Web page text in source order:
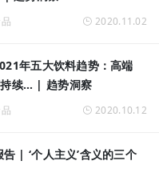
2020.11.02
年五大饮料趋势：高端
续… | 趋势洞察
2020.10.12
| ‘个人主义’含义的三个